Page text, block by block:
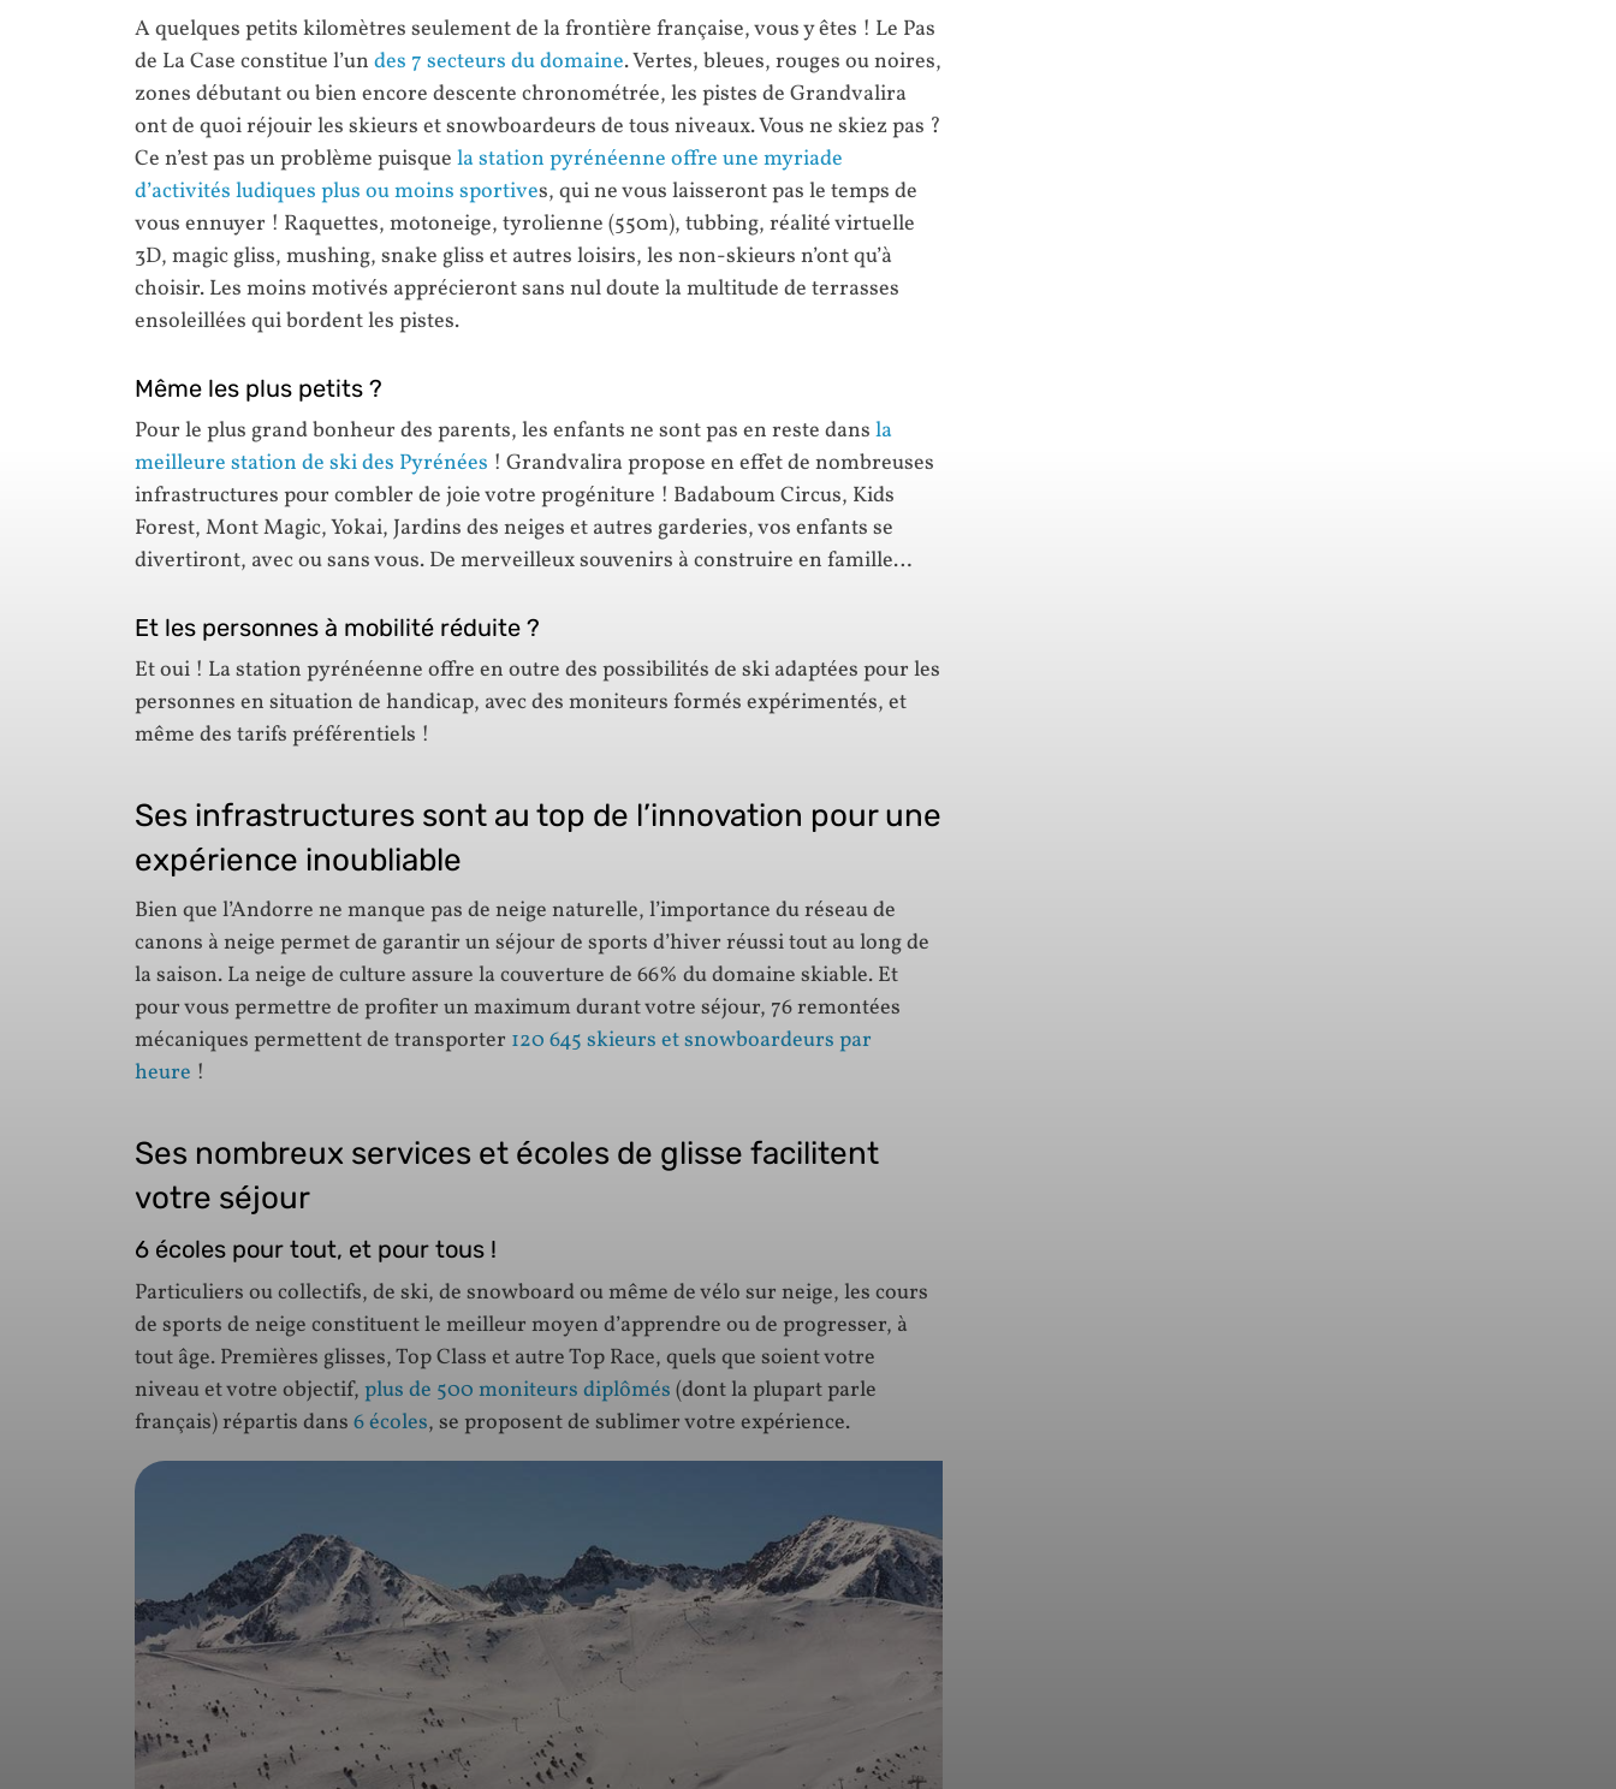
A quelques petits kilomètres seulement de la frontière française, vous y êtes ! Le Pas
de La Case constitue l’un des 7 secteurs du domaine. Vertes, bleues, rouges ou noires,
zones débutant ou bien encore descente chronométrée, les pistes de Grandvalira
ont de quoi réjouir les skieurs et snowboardeurs de tous niveaux. Vous ne skiez pas ?
Ce n’est pas un problème puisque la station pyrénéenne offre une myriade
d’activités ludiques plus ou moins sportives, qui ne vous laisseront pas le temps de
vous ennuyer ! Raquettes, motoneige, tyrolienne (550m), tubbing, réalité virtuelle
3D, magic gliss, mushing, snake gliss et autres loisirs, les non-skieurs n’ont qu’à
choisir. Les moins motivés apprécieront sans nul doute la multitude de terrasses
ensoleillées qui bordent les pistes.
Même les plus petits ?
Pour le plus grand bonheur des parents, les enfants ne sont pas en reste dans la
meilleure station de ski des Pyrénées ! Grandvalira propose en effet de nombreuses
infrastructures pour combler de joie votre progéniture ! Badaboum Circus, Kids
Forest, Mont Magic, Yokai, Jardins des neiges et autres garderies, vos enfants se
divertiront, avec ou sans vous. De merveilleux souvenirs à construire en famille…
Et les personnes à mobilité réduite ?
Et oui ! La station pyrénéenne offre en outre des possibilités de ski adaptées pour les
personnes en situation de handicap, avec des moniteurs formés expérimentés, et
même des tarifs préférentiels !
Ses infrastructures sont au top de l’innovation pour une
expérience inoubliable
Bien que l’Andorre ne manque pas de neige naturelle, l’importance du réseau de
canons à neige permet de garantir un séjour de sports d’hiver réussi tout au long de
la saison. La neige de culture assure la couverture de 66% du domaine skiable. Et
pour vous permettre de profiter un maximum durant votre séjour, 76 remontées
mécaniques permettent de transporter 120 645 skieurs et snowboardeurs par
heure !
Ses nombreux services et écoles de glisse facilitent
votre séjour
6 écoles pour tout, et pour tous !
Particuliers ou collectifs, de ski, de snowboard ou même de vélo sur neige, les cours
de sports de neige constituent le meilleur moyen d’apprendre ou de progresser, à
tout âge. Premières glisses, Top Class et autre Top Race, quels que soient votre
niveau et votre objectif, plus de 500 moniteurs diplômés (dont la plupart parle
français) répartis dans 6 écoles, se proposent de sublimer votre expérience.